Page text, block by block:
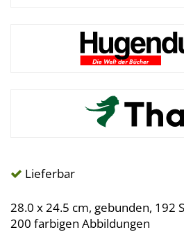
Lieferbar
28.0 x 24.5 cm, gebunden, 192
200 farbigen Abbildungen